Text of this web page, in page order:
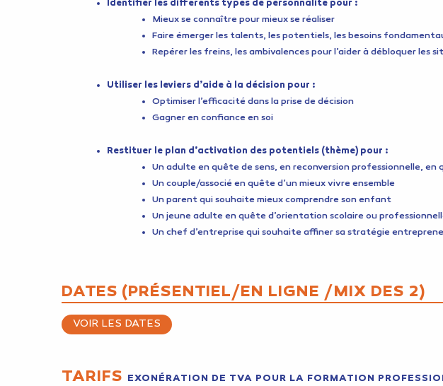
Identifier les différents types de personnalité pour :
Mieux se connaître pour mieux se réaliser
Faire émerger les talents, les potentiels, les besoins
Repérer les freins, les ambivalences pour l’aider à débloquer les
Utiliser les leviers d’aide à la décision pour :
Optimiser l’efficacité dans la prise de décision
Gagner en confiance en soi
Restituer le plan d’activation des potentiels (thème) pour :
Un adulte en quête de sens, en reconversion professionnelle,
Un couple/associé en quête d’un mieux vivre ensemble
Un parent qui souhaite mieux comprendre son enfant
Un jeune adulte en quête d’orientation scolaire ou
Un chef d’entreprise qui souhaite affiner sa stratégie
DATES (PRÉSENTIEL/EN LIGNE /MIX DES 2)
VOIR LES DATES
TARIFS EXONÉRATION DE TVA POUR LA FORMATION